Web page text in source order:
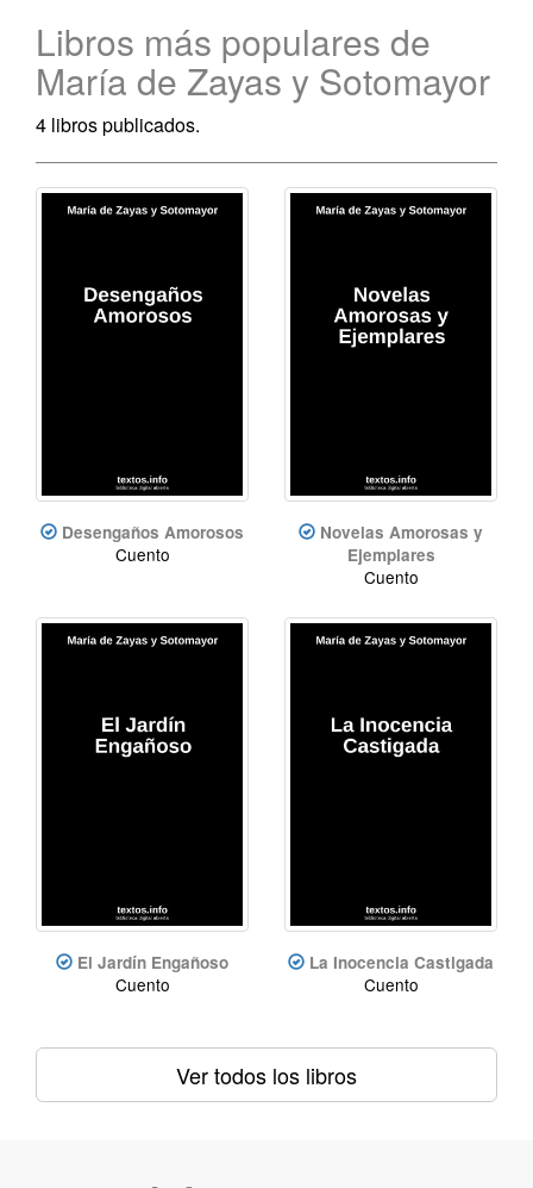
Libros más populares de
María de Zayas y Sotomayor
4 libros publicados.
Desengaños Amorosos
Cuento
Novelas Amorosas y
Ejemplares
Cuento
El Jardín Engañoso
Cuento
La Inocencia Castigada
Cuento
Ver todos los libros